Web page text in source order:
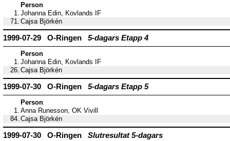
Person
1. Johanna Edin, Kovlands IF
71. Cajsa Björkén
1999-07-29 O-Ringen 5-dagars Etapp 4
Person
1. Johanna Edin, Kovlands IF
26. Cajsa Björkén
1999-07-30 O-Ringen 5-dagars Etapp 5
Person
1. Anna Runesson, OK Vivill
84. Cajsa Björkén
1999-07-30 O-Ringen Slutresultat 5-dagars